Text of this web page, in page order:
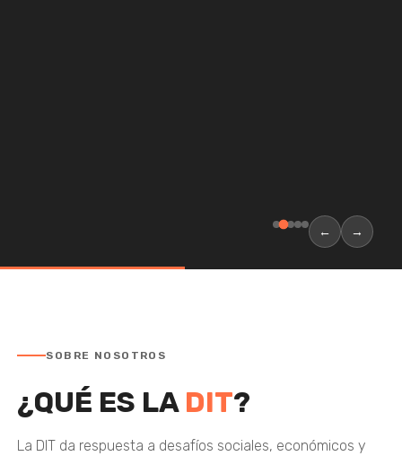
← →
SOBRE NOSOTROS
¿QUÉ ES LA DIT?
La DIT da respuesta a desafíos sociales, económicos y